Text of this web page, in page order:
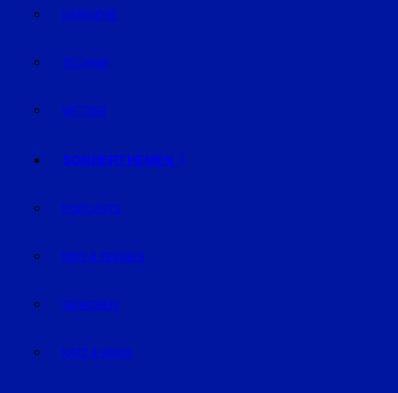
KARRIERE
TECHNIK
WETTER
SONDERTHEMEN
PODCASTS
KIDS & TEENIES
SENIOREN
KATZ & HUND